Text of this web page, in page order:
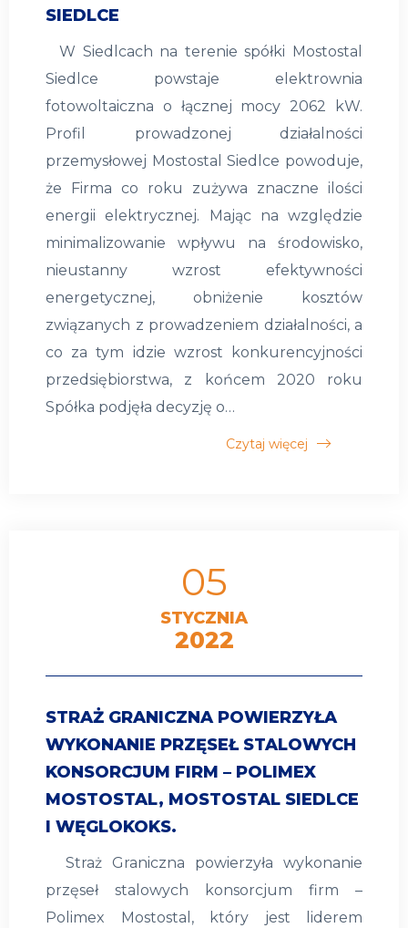
SIEDLCE
W Siedlcach na terenie spółki Mostostal
Siedlce powstaje elektrownia
fotowoltaiczna o łącznej mocy 2062 kW.
Profil prowadzonej działalności
przemysłowej Mostostal Siedlce powoduje,
że Firma co roku zużywa znaczne ilości
energii elektrycznej. Mając na względzie
minimalizowanie wpływu na środowisko,
nieustanny wzrost efektywności
energetycznej, obniżenie kosztów
związanych z prowadzeniem działalności, a
co za tym idzie wzrost konkurencyjności
przedsiębiorstwa, z końcem 2020 roku
Spółka podjęła decyzję o…
Czytaj więcej
05
STYCZNIA
2022
STRAŻ GRANICZNA POWIERZYŁA
WYKONANIE PRZĘSEŁ STALOWYCH
KONSORCJUM FIRM – POLIMEX
MOSTOSTAL, MOSTOSTAL SIEDLCE
I WĘGLOKOKS.
Straż Graniczna powierzyła wykonanie
przęseł stalowych konsorcjum firm –
Polimex Mostostal, który jest liderem